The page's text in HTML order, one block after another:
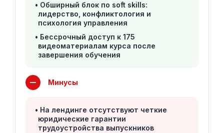
Обширный блок по soft skills:
лидерство, конфликтология и
психология управления
Бессрочный доступ к 175
видеоматериалам курса после
завершения обучения
Минусы
На лендинге отсутствуют четкие
юридические гарантии
трудоустройства выпускников